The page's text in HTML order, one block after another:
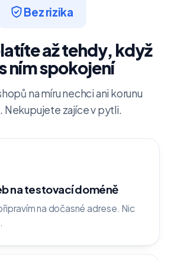
Bez rizika
až tehdy, když
ním spokojení
na míru nechci ani korunu
Nekupujete zajíce v pytli.
na testovací doméně
na dočasné adrese. Nic